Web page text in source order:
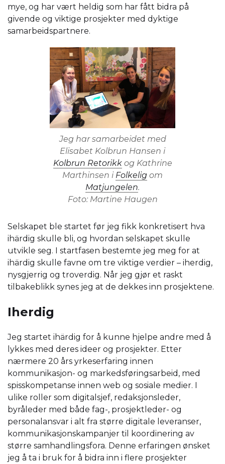
mye, og har vært heldig som har fått bidra på
givende og viktige prosjekter med dyktige
samarbeidspartnere.
Jeg har samarbeidet med
Elisabet Kolbrun Hansen i
Kolbrun Retorikkog Kathrine
Marthinsen i Folkelig om
Matjungelen.
Foto: Martine Haugen
Selskapet ble startet før jeg fikk konkretisert hva
ihärdig skulle bli, og hvordan selskapet skulle
utvikle seg. I startfasen bestemte jeg meg for at
ihärdig skulle favne om tre viktige verdier – iherdig,
nysgjerrig og troverdig. Når jeg gjør et raskt
tilbakeblikk synes jeg at de dekkes inn prosjektene.
Iherdig
Jeg startet ihärdig for å kunne hjelpe andre med å
lykkes med deres ideer og prosjekter. Etter
nærmere 20 års yrkeserfaring innen
kommunikasjon- og markedsføringsarbeid, med
spisskompetanse innen web og sosiale medier. I
ulike roller som digitalsjef, redaksjonsleder,
byråleder med både fag-, prosjektleder- og
personalansvar i alt fra større digitale leveranser,
kommunikasjonskampanjer til koordinering av
større samhandlingsfora. Denne erfaringen ønsket
jeg å ta i bruk for å bidra inn i flere prosjekter